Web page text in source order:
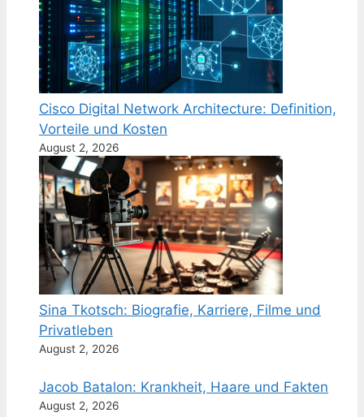
Cisco Digital Network Architecture: Definition,
Vorteile und Kosten
August 2, 2026
Sina Tkotsch: Biografie, Karriere, Filme und
Privatleben
August 2, 2026
Jacob Batalon: Krankheit, Haare und Fakten
August 2, 2026